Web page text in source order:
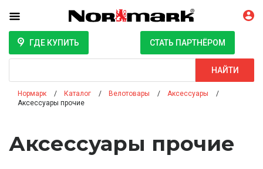
ГДЕ КУПИТЬ СТАТЬ ПАРТНЁРОМ
НАЙТИ
Нормарк Каталог Велотовары
Аксессуары
Аксессуары прочие
Аксессуары прочие